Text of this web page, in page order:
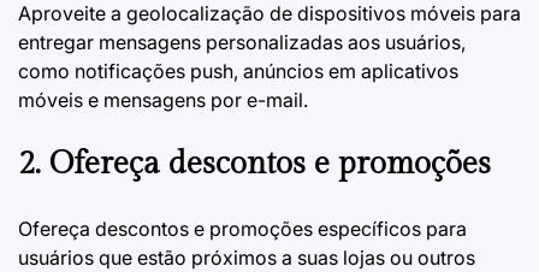
Aproveite a geolocalização de dispositivos móveis para
entregar mensagens personalizadas aos usuários,
como notificações push, anúncios em aplicativos
móveis e mensagens por e-mail.
2. Ofereça descontos e promoções
Ofereça descontos e promoções específicos para
usuários que estão próximos a suas lojas ou outros